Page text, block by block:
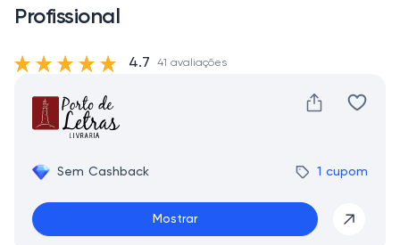
Profissional
Sem Cashback 1 cupom
Mostrar
4.7 41 avaliações